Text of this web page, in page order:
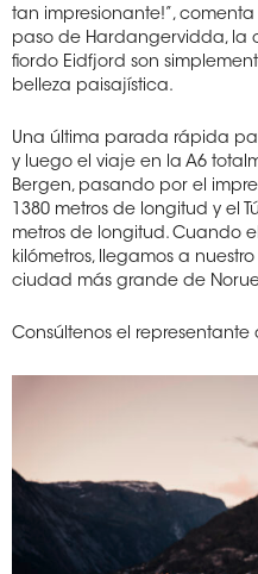
tan impresionante!”,
paso de Hardangervidda, la
fiordo Eidfjord son
belleza paisajística.
Una última parada rápida
y luego el viaje en la A6
Bergen, pasando por el
1380 metros de longitud y el
metros de longitud. Cuando
kilómetros, llegamos a
ciudad más grande de
Consúltenos el